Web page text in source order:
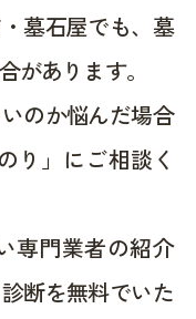
墓石屋でも、墓
があります。
のか悩んだ場合
り」にご相談く
専門業者の紹介
断を無料でいた